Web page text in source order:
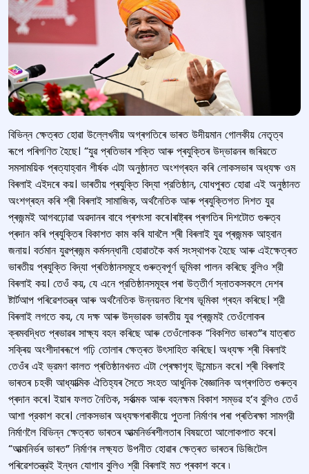
বিভিন্ন ক্ষেত্ৰত হোৱা উল্লেখনীয় অগ্ৰগতিৰে ভাৰত উদীয়মান গোলকীয় নেতৃত্ব
ৰূপে পৰিগণিত হৈছে। “যুৱ প্ৰতিভাৰ শক্তি আৰু প্ৰযুক্তিৰ উদ্ভাৱনৰ জৰিয়তে
সমসাময়িক প্ৰত্যাহ্বান শীৰ্ষক এটা অনুষ্ঠানত অংশগ্ৰহন কৰি লোকসভাৰ অধ্যক্ষ ওম
বিৰলাই এইদৰে কয়। ভাৰতীয় প্ৰযুক্তি বিদ্যা প্রতিষ্ঠান, যোধপুৰত হোৱা এই অনুষ্ঠানত
অংশগ্ৰহন কৰি শ্ৰী বিৰলাই সামাজিক, অর্থনৈতিক আৰু প্ৰযুক্তিগত দিশত যুৱ
প্ৰজন্মই আগবঢ়োৱা অৱদানৰ বাবে প্ৰশংসা কৰে।ৰাষ্ট্ৰৰ প্ৰগতিৰ দিশটোত গুৰুত্ব
প্ৰদান কৰি প্ৰযুক্তিৰ বিকাশত কাম কৰি যাবলৈ শ্ৰী বিৰলাই যুৱ প্ৰজন্মক আহ্বান
জনায়। বৰ্তমান যুৱপ্ৰজন্ম কৰ্মসন্ধানী হোৱাতকৈ কৰ্ম সংস্থাপক হৈছে আৰু এইক্ষেত্ৰত
ভাৰতীয় প্ৰযুক্তি বিদ্যা প্ৰতিষ্ঠানসমূহে গুৰুত্বপূৰ্ণ ভূমিকা পালন কৰিছে বুলিও শ্রী
বিৰলাই কয়। তেওঁ কয়, যে এনে প্রতিষ্ঠানসমূহৰ পৰা উত্তীর্ণ স্নাতকসকলে দেশৰ
ষ্টাৰ্টআপ পৰিৱেশতন্ত্ৰ আৰু অৰ্থনৈতিক উন্নয়নত বিশেষ ভূমিকা গ্ৰহন কৰিছে। শ্রী
বিৰলাই লগতে কয়, যে দক্ষ আৰু উদ্ভাৱক ভাৰতীয় যুৱ প্ৰজন্মই তেওঁলোকৰ
ক্ৰমবদ্ধিত প্ৰভাৱৰ সাক্ষ্য বহন কৰিছে আৰু তেওঁলোকক “বিকশিত ভাৰত”ৰ যাত্ৰাত
সক্ৰিয় অংশীদাৰৰূপে গঢ়ি তোলাৰ ক্ষেত্ৰত উৎসাহিত কৰিছে। অধ্যক্ষ শ্ৰী বিৰলাই
তেওঁৰ এই ভ্রমণ কালত প্ৰতিষ্ঠানখনত এটা প্ৰেক্ষাগৃহ উন্মোচন কৰে। শ্ৰী বিৰলাই
ভাৰতৰ চহকী আধ্যাত্মিক ঐতিহ্যৰ সৈতে সংহত আধুনিক বৈজ্ঞানিক অগ্ৰগতিত গুৰুত্ব
প্ৰদান কৰে। ইয়াৰ ফলত নৈতিক, সৰ্বাত্মক আৰু বহনক্ষম বিকাশ সম্ভৱ হ’ব বুলিও তেওঁ
আশা প্রকাশ কৰে। লোকসভাৰ অধ্যক্ষগৰাকীয়ে পুতলা নিৰ্মাণৰ পৰা প্ৰতিৰক্ষা সামগ্রী
নির্মাণলৈ বিভিন্ন ক্ষেত্ৰত ভাৰতৰ আত্মনিৰ্ভৰশীলতাৰ বিষয়তো আলোকপাত কৰে।
“আত্মনিৰ্ভৰ ভাৰত” নিৰ্মাণৰ লক্ষ্যত উপনীত হোৱাৰ ক্ষেত্ৰত ভাৰতৰ ডিজিটেল
পৰিৱেশতন্ত্রই ইন্ধন যোগাব বুলিও শ্রী বিৰলাই মত প্ৰকাশ কৰে ৷